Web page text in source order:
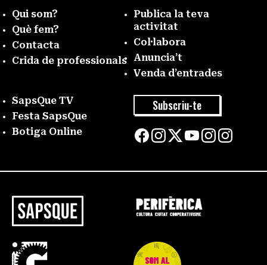
Qui som?
Què fem?
Contacta
Crida de professionals
Publica la teva
activitat
Col·labora
Anuncia’t
Venda d’entrades
SapsQue TV
Festa SapsQue
Botiga Online
Subscriu-te